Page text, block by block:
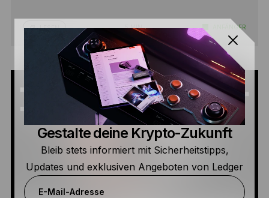
LESEN 5 MIN. ANFÄNGER
Gestalte deine Krypto-Zukunft
Bleib stets informiert mit Sicherheitstipps,
Updates und exklusiven Angeboten von Ledger
E-Mail-Adresse